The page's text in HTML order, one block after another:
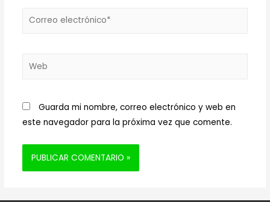
Correo
Web
Guarda mi nombre, correo electrónico y web en
este navegador para la próxima vez que comente.